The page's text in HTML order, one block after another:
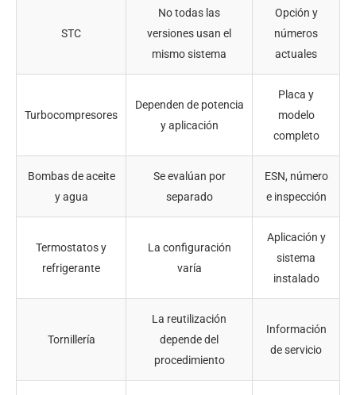
STC
No todas las
versiones usan el
mismo sistema
Opción y
números
actuales
Turbocompresores
Dependen de potencia
y aplicación
Placa y
modelo
completo
Bombas de aceite
y agua
Se evalúan por
separado
ESN, número
e inspección
Termostatos y
refrigerante
La configuración
varía
Aplicación y
sistema
instalado
Tornillería
La reutilización
depende del
procedimiento
Información
de servicio